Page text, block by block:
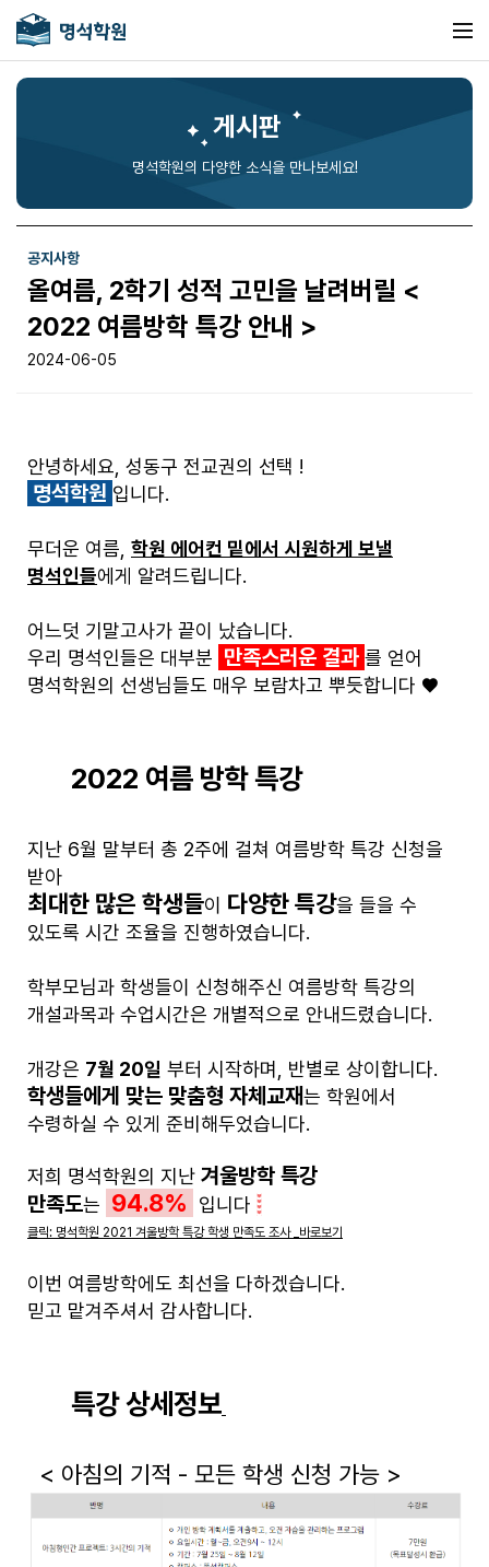
게시판
명석학원의 다양한 소식을 만나보세요!
공지사항
올여름, 2학기 성적 고민을 날려버릴 <
2022 여름방학 특강 안내 >
2024-06-05
안녕하세요, 성동구 전교권의 선택 !
명석학원 입니다.
무더운 여름, 학원 에어컨 밑에서 시원하게 보낼
명석인들에게 알려드립니다.
어느덧 기말고사가 끝이 났습니다.
우리 명석인들은 대부분 만족스러운 결과 를 얻어
명석학원의 선생님들도 매우 보람차고 뿌듯합니다 ♥
2022 여름 방학 특강
지난 6월 말부터 총 2주에 걸쳐 여름방학 특강 신청을
받아
최대한 많은 학생들이 다양한 특강을 들을 수
있도록 시간 조율을 진행하였습니다.
학부모님과 학생들이 신청해주신 여름방학 특강의
개설과목과 수업시간은 개별적으로 안내드렸습니다.
개강은 7월 20일 부터 시작하며, 반별로 상이합니다.
학생들에게 맞는 맞춤형 자체교재는 학원에서
수령하실 수 있게 준비해두었습니다.
저희 명석학원의 지난 겨울방학 특강
만족도는 94.8% 입니다
클릭: 명석학원 2021 겨울방학 특강 학생 만족도 조사 _바로보기
이번 여름방학에도 최선을 다하겠습니다.
믿고 맡겨주셔서 감사합니다.
특강 상세정보
< 아침의 기적 - 모든 학생 신청 가능 >